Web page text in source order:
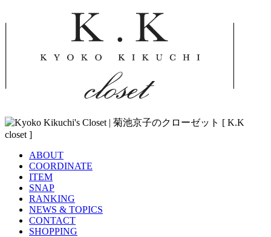
ABOUT
COORDINATE
ITEM
SNAP
RANKING
NEWS & TOPICS
CONTACT
SHOPPING